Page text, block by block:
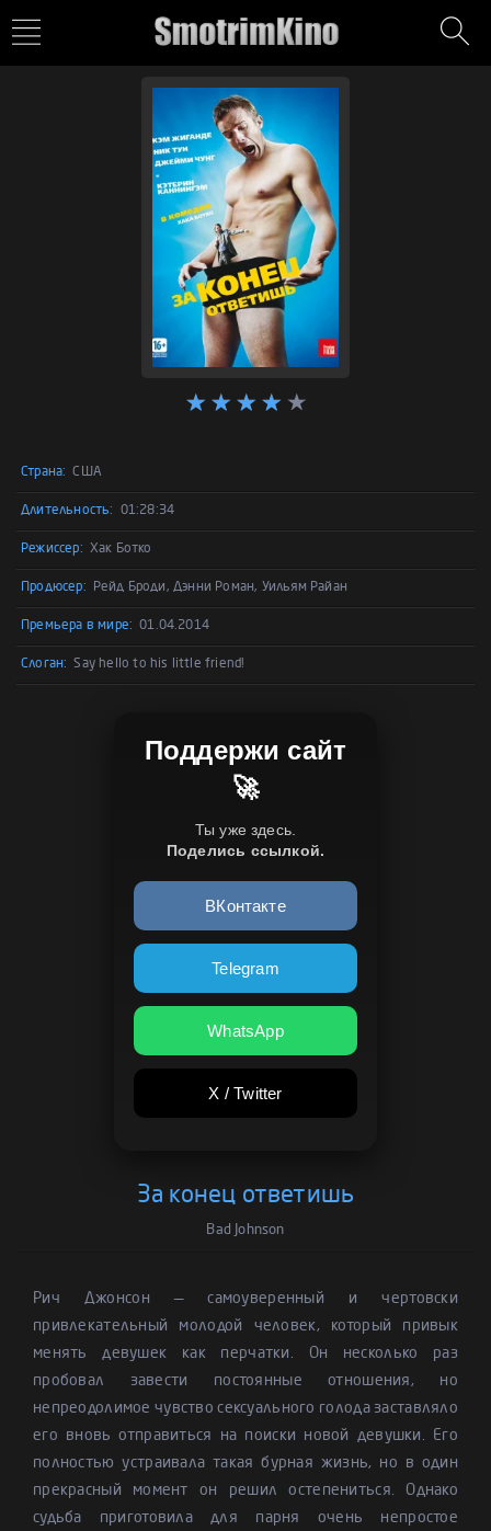
Страна: США
Длительность: 01:28:34
Режиссер: Хак Ботко
Продюсер: Рейд Броди, Дэнни Роман, Уильям Райан
Премьера в мире: 01.04.2014
Слоган: Say hello to his little friend!
Поддержи сайт
🚀
Ты уже здесь.
Поделись ссылкой.
ВКонтакте
Telegram
WhatsApp
X / Twitter
За конец ответишь
Bad Johnson
Рич Джонсон — самоуверенный и чертовски
привлекательный молодой человек, который привык
менять девушек как перчатки. Он несколько раз
пробовал завести постоянные отношения, но
непреодолимое чувство сексуального голода заставляло
его вновь отправиться на поиски новой девушки. Его
полностью устраивала такая бурная жизнь, но в один
прекрасный момент он решил остепениться. Однако
судьба приготовила для парня очень непростое